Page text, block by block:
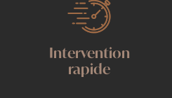
Intervention
rapide